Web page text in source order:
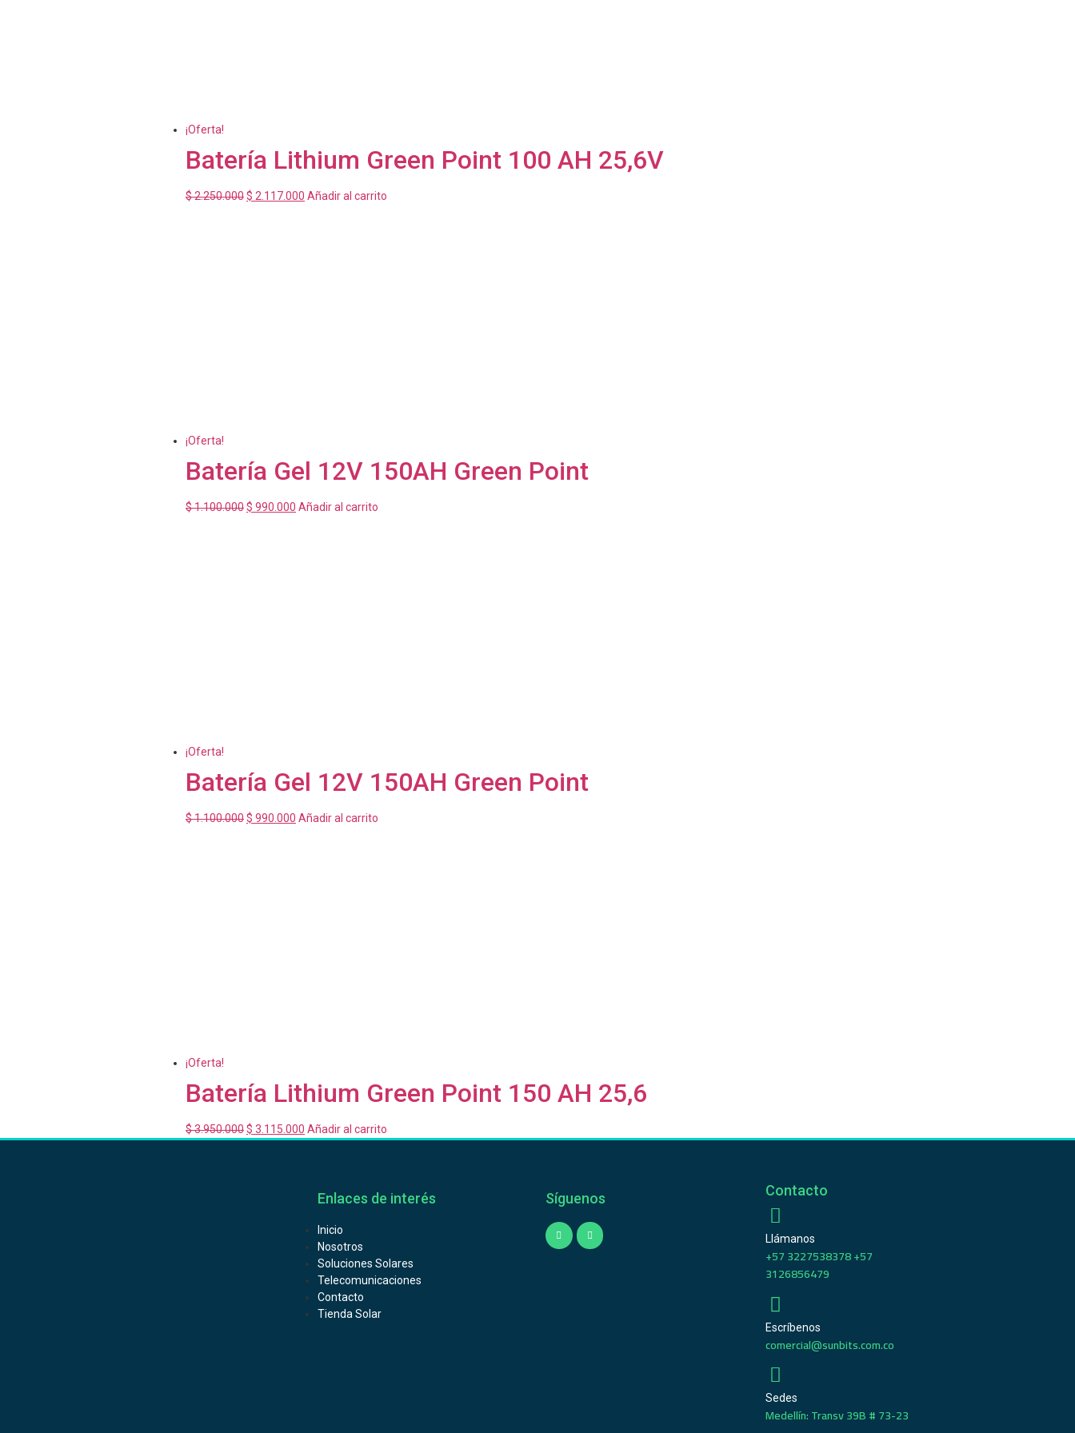
¡Oferta!
Batería Lithium Green Point 100 AH 25,6V
$2.250.000$ 2.117.000 Añadir al carrito
¡Oferta!
Batería Gel 12V 150AH Green Point
$1.100.000$ 990.000 Añadir al carrito
¡Oferta!
Batería Gel 12V 150AH Green Point
$1.100.000$ 990.000 Añadir al carrito
¡Oferta!
Batería Lithium Green Point 150 AH 25,6
$3.950.000$ 3.115.000 Añadir al carrito
Enlaces de interés
Inicio
Nosotros
Soluciones Solares
Telecomunicaciones
Contacto
Tienda Solar
Síguenos Contacto
Llámanos
+57 3227538378 +57
3126856479
Escríbenos
comercial@sunbits.com.co
Sedes
Medellín: Transv 39B # 73-23